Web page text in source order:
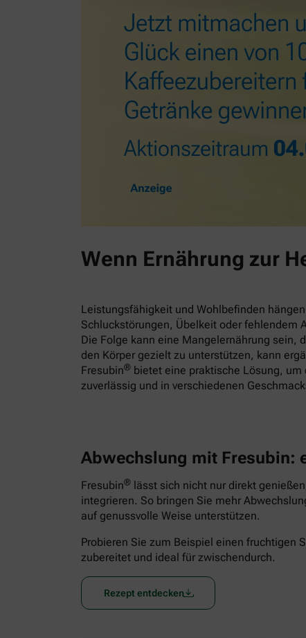
Wenn Ernährung zur
Leistungsfähigkeit und Wohlbefinden
Schluckstörungen, Übelkeit oder fehlendem
Die Folge kann eine Mangelernährung sein,
den Körper gezielt zu unterstützen, kann
Fresubin® bietet eine praktische Lösung,
zuverlässig und in verschiedenen
Abwechslung mit Fresubin:
Fresubin® lässt sich nicht nur direkt
integrieren. So bringen Sie mehr
auf genussvolle Weise unterstützen.
Probieren Sie zum Beispiel einen fruchtigen
zubereitet und ideal für zwischendurch.
Rezept entdecken